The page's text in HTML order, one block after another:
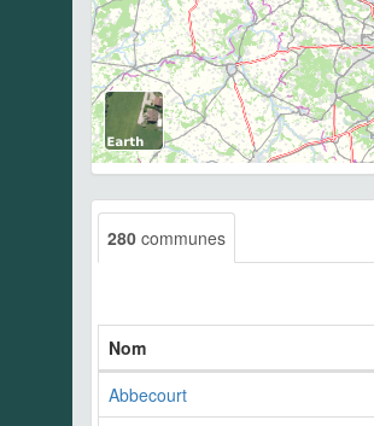
280 communes
Nom
Abbecourt